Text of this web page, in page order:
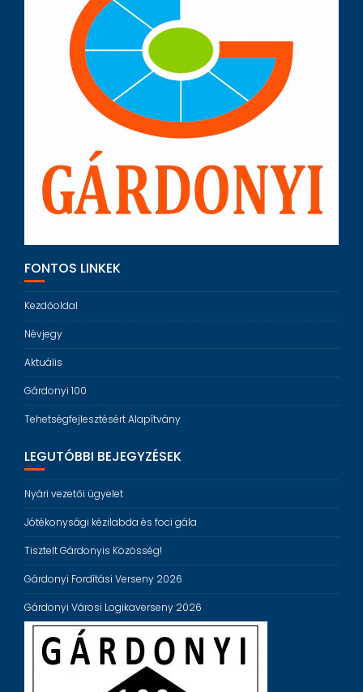
FONTOS LINKEK
Kezdőoldal
Névjegy
Aktuális
Gárdonyi 100
Tehetségfejlesztésért Alapítvány
LEGUTÓBBI BEJEGYZÉSEK
Nyári vezetői ügyelet
Jótékonysági kézilabda és foci gála
Tisztelt Gárdonyis Közösség!
Gárdonyi Fordítási Verseny 2026
Gárdonyi Városi Logikaverseny 2026